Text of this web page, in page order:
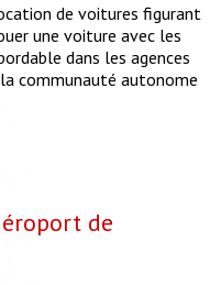
de voitures figurant
une voiture avec les
dans les agences
communauté autonome